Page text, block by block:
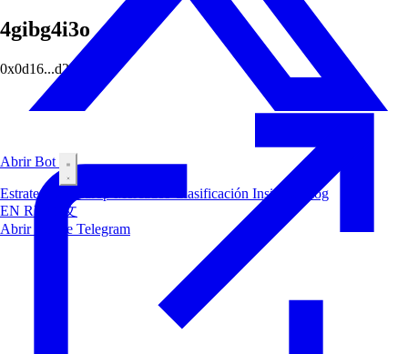
Abrir Bot
Estrategias Clasificación Insiders
Blog
EN RU
中文
Abrir Bot de Telegram
4gibg4i3o
0x0d16...d24d